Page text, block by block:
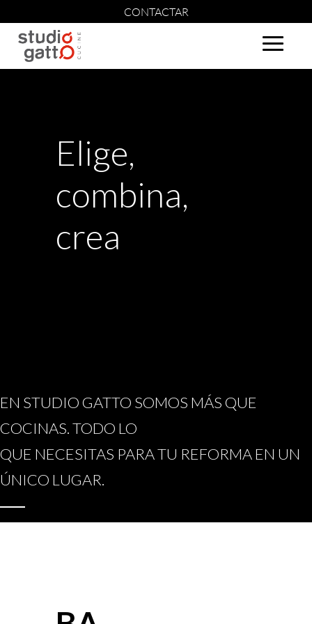
CONTACTAR
Elige,
combina,
crea
EN STUDIO GATTO SOMOS MÁS QUE
COCINAS. TODO LO
QUE NECESITAS PARA TU REFORMA EN UN
ÚNICO LUGAR.